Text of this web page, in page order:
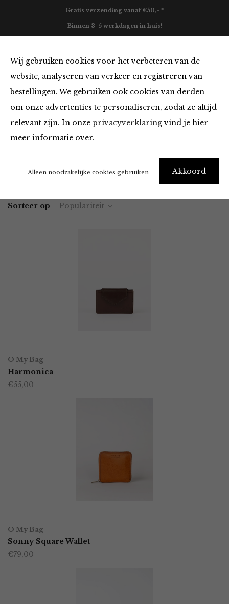
Wij gebruiken cookies voor het verbeteren van de
website, analyseren van verkeer en registreren van
bestellingen. We gebruiken ook cookies van derden
om onze advertenties te personaliseren, zodat ze altijd
relevant zijn. In onze privacyverklaringvind je hier
meer informatie over.
Akkoord
Alleen noodzakelijke cookies gebruiken
Gratis verzending vanaf €50,- *
Binnen 3-5 werkdagen in huis!
Portemonnees
Home Winkel Accessoires Portemonnees
Sorteer op Populariteit
O My Bag
Harmonica
€55,00
product
heeft
O My Bag
Sonny Square Wallet
€79,00